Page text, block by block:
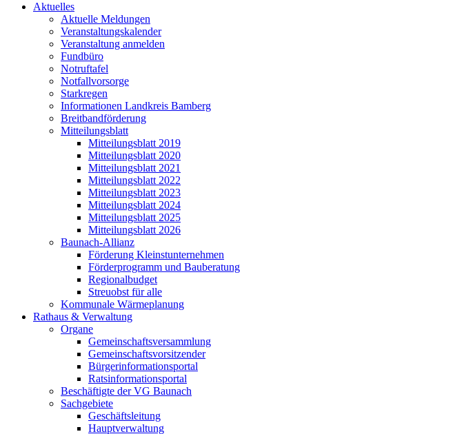
Aktuelles
Aktuelle Meldungen
Veranstaltungskalender
Veranstaltung anmelden
Fundbüro
Notruftafel
Notfallvorsorge
Starkregen
Informationen Landkreis Bamberg
Breitbandförderung
Mitteilungsblatt
Mitteilungsblatt 2019
Mitteilungsblatt 2020
Mitteilungsblatt 2021
Mitteilungsblatt 2022
Mitteilungsblatt 2023
Mitteilungsblatt 2024
Mitteilungsblatt 2025
Mitteilungsblatt 2026
Baunach-Allianz
Förderung Kleinstunternehmen
Förderprogramm und Bauberatung
Regionalbudget
Streuobst für alle
Kommunale Wärmeplanung
Rathaus & Verwaltung
Organe
Gemeinschaftsversammlung
Gemeinschaftsvorsitzender
Bürgerinformationsportal
Ratsinformationsportal
Beschäftigte der VG Baunach
Sachgebiete
Geschäftsleitung
Hauptverwaltung